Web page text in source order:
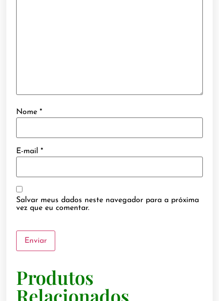
Nome*
E-mail*
Salvar meus dados neste navegador para a próxima
vez que eu comentar.
Produtos
Relacionados